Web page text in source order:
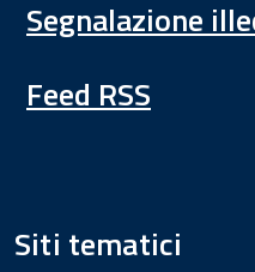
Segnalazione
Feed RSS
Siti tematici